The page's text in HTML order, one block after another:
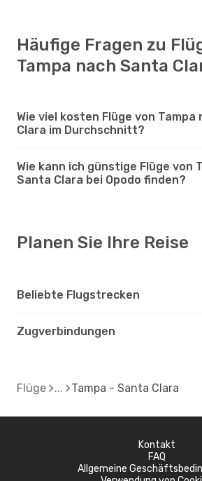
Häufige Fragen zu
Tampa nach Santa
Wie viel kosten Flüge von Tampa
Clara im Durchschnitt?
Wie kann ich günstige Flüge von
Santa Clara bei Opodo finden?
Planen Sie Ihre Reise
Beliebte Flugstrecken
Zugverbindungen
Flüge Tampa - Santa Clara
Kontakt
FAQ
Allgemeine